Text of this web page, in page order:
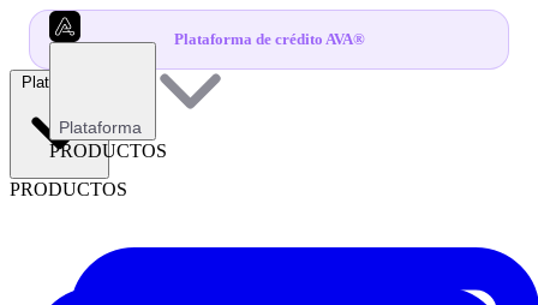
Plataforma de crédito AVA®
Plataforma
PRODUCTOS
Plataforma
PRODUCTOS